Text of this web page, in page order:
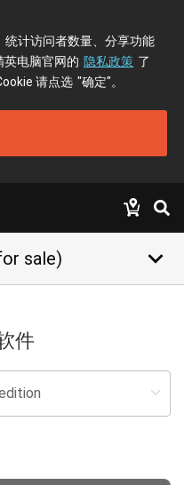
统计访问者数量、分享功能
英电脑官网的 隐私政策 了
请点选 "确定"。
sale) keyboard_arrow_down
件